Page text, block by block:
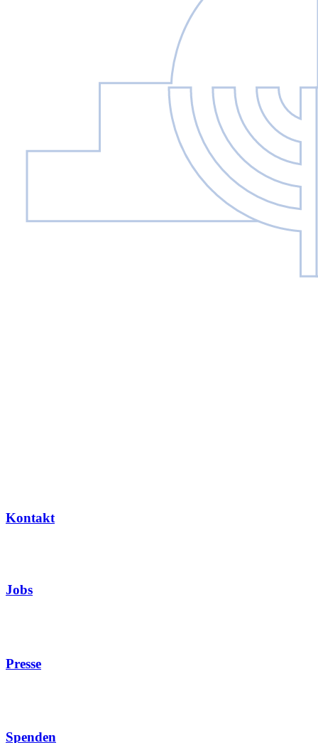
Kontakt
Jobs
Presse
Spenden